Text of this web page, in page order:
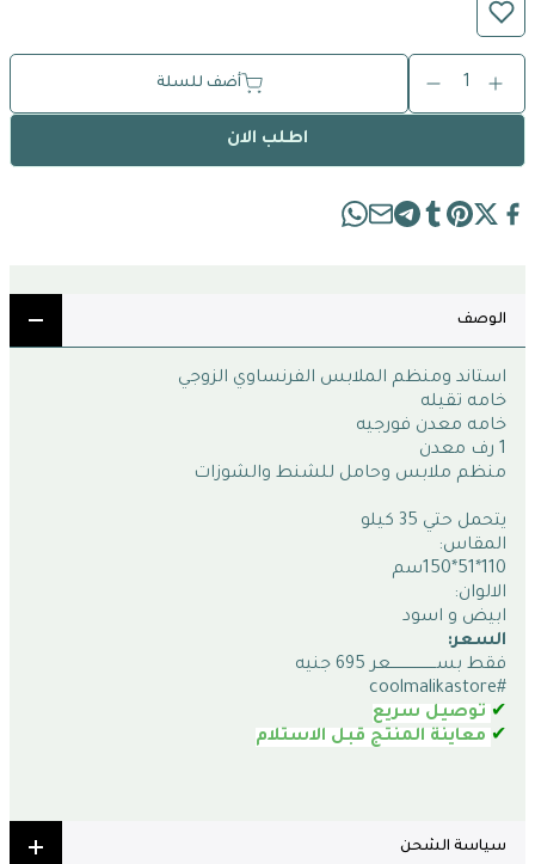
اطلب الان
أضف للسلة 1
الوصف
استاند ومنظم الملابس الفرنساوي الزوجي
خامه تقيله
خامه معدن فورجيه
1 رف معدن
منظم ملابس وحامل للشنط والشوزات
يتحمل حتي 35 كيلو
المقاس:
110*51*150سم
الالوان:
ابيض و اسود
السعر:
فقط بســـــــــــــــــــعر 695 جنيه
#coolmalikastore
✔ توصيل سريع
✔ معاينة المنتج قبل الاستلام
سياسة الشحن